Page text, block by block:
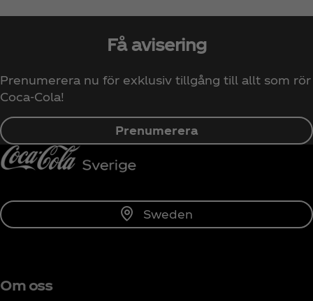
Få avisering
Prenumerera nu för exklusiv tillgång till allt som rör
Coca‑Cola!
Prenumerera
Sweden
Om oss